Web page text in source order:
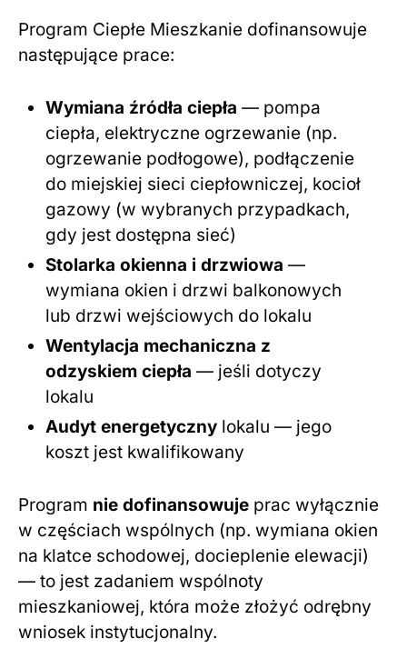
Program Ciepłe Mieszkanie dofinansowuje
następujące prace:
Wymiana źródła ciepła — pompa
ciepła, elektryczne ogrzewanie (np.
ogrzewanie podłogowe), podłączenie
do miejskiej sieci ciepłowniczej, kocioł
gazowy (w wybranych przypadkach,
gdy jest dostępna sieć)
Stolarka okienna i drzwiowa —
wymiana okien i drzwi balkonowych
lub drzwi wejściowych do lokalu
Wentylacja mechaniczna z
odzyskiem ciepła — jeśli dotyczy
lokalu
Audyt energetyczny lokalu — jego
koszt jest kwalifikowany
Program nie dofinansowuje prac wyłącznie
w częściach wspólnych (np. wymiana okien
na klatce schodowej, docieplenie elewacji)
— to jest zadaniem wspólnoty
mieszkaniowej, która może złożyć odrębny
wniosek instytucjonalny.